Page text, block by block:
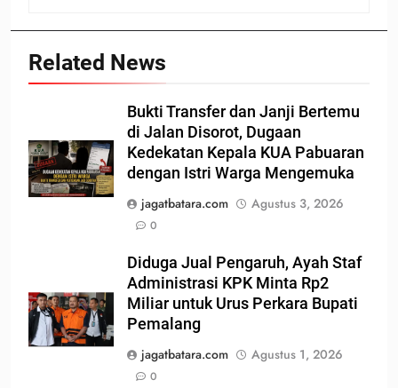
Related News
Bukti Transfer dan Janji Bertemu
di Jalan Disorot, Dugaan
Kedekatan Kepala KUA Pabuaran
dengan Istri Warga Mengemuka
jagatbatara.com
Agustus 3, 2026
0
Diduga Jual Pengaruh, Ayah Staf
Administrasi KPK Minta Rp2
Miliar untuk Urus Perkara Bupati
Pemalang
jagatbatara.com
Agustus 1, 2026
0